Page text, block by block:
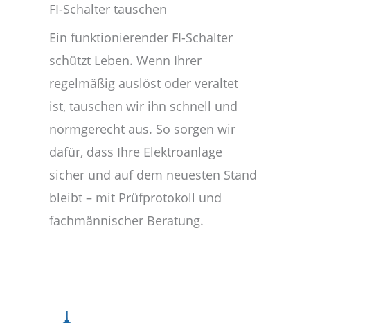
FI-Schalter tauschen
Ein funktionierender FI-Schalter
schützt Leben. Wenn Ihrer
regelmäßig auslöst oder veraltet
ist, tauschen wir ihn schnell und
normgerecht aus. So sorgen wir
dafür, dass Ihre Elektroanlage
sicher und auf dem neuesten Stand
bleibt – mit Prüfprotokoll und
fachmännischer Beratung.